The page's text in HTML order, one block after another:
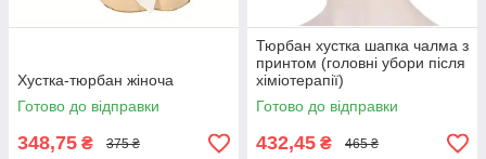
Хустка-тюрбан жіноча
Готово до відправки
348,75 ₴ 375 ₴
Тюрбан хустка шапка чалма з
принтом (головні убори після
хіміотерапії)
Готово до відправки
432,45 ₴ 465 ₴